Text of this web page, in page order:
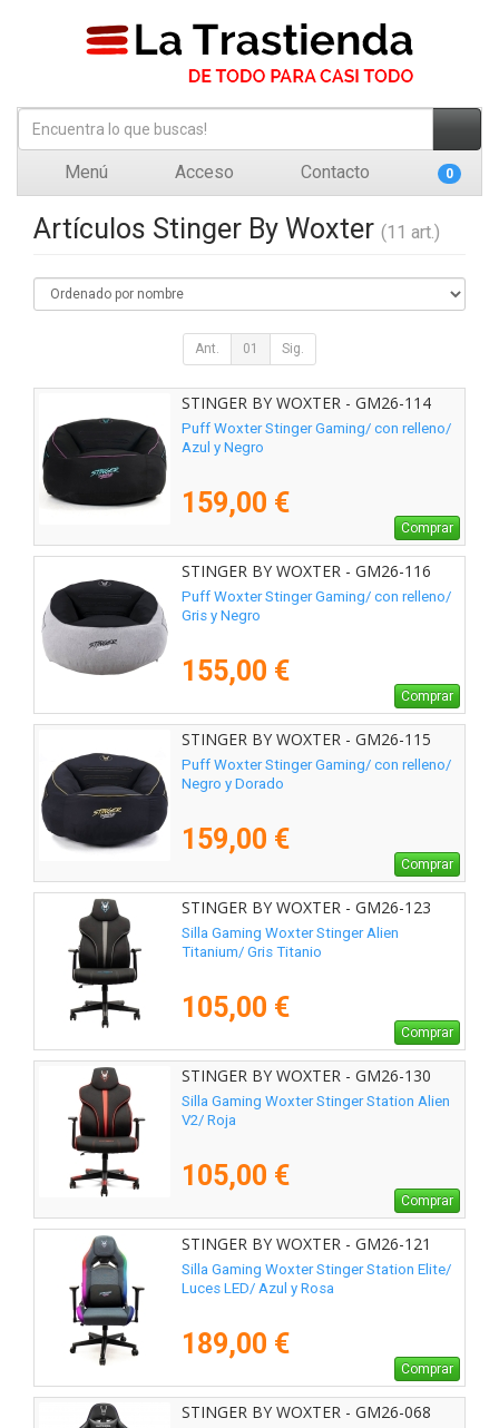
Menú Acceso Contacto 0
Artículos Stinger By Woxter (11 art.)
Ant. 01 Sig.
STINGER BY WOXTER - GM26-114
Puff Woxter Stinger Gaming/ con relleno/
Azul y Negro
159,00 €
Comprar
STINGER BY WOXTER - GM26-116
Puff Woxter Stinger Gaming/ con relleno/
Gris y Negro
155,00 €
Comprar
STINGER BY WOXTER - GM26-115
Puff Woxter Stinger Gaming/ con relleno/
Negro y Dorado
159,00 €
Comprar
STINGER BY WOXTER - GM26-123
Silla Gaming Woxter Stinger Alien
Titanium/ Gris Titanio
105,00 €
Comprar
STINGER BY WOXTER - GM26-130
Silla Gaming Woxter Stinger Station Alien
V2/ Roja
105,00 €
Comprar
STINGER BY WOXTER - GM26-121
Silla Gaming Woxter Stinger Station Elite/
Luces LED/ Azul y Rosa
189,00 €
Comprar
STINGER BY WOXTER - GM26-068